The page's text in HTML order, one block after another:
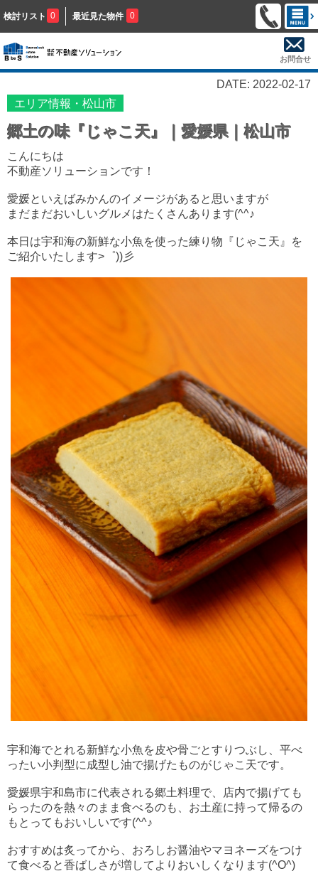
検討リスト 0 最近見た物件 0
お問合せ
DATE: 2022-02-17
エリア情報・松山市
郷土の味『じゃこ天』｜愛媛県｜松山市
こんにちは
不動産ソリューションです！
愛媛といえばみかんのイメージがあると思いますが
まだまだおいしいグルメはたくさんあります(^^♪
本日は宇和海の新鮮な小魚を使った練り物『じゃこ天』を
ご紹介いたします>゜))彡
宇和海でとれる新鮮な小魚を皮や骨ごとすりつぶし、平べ
ったい小判型に成型し油で揚げたものがじゃこ天です。
愛媛県宇和島市に代表される郷土料理で、店内で揚げても
らったのを熱々のまま食べるのも、お土産に持って帰るの
もとってもおいしいです(^^♪
おすすめは炙ってから、おろしお醤油やマヨネーズをつけ
て食べると香ばしさが増してよりおいしくなります(^O^)